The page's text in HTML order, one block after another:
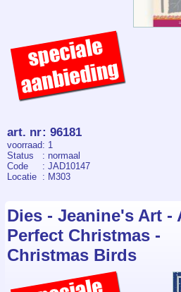
art. nr: 96181
voorraad: 1
Status
: normaal
Code
: JAD10147
Locatie : M303
Dies - Jeanine's Art -
Perfect Christmas -
Christmas Birds